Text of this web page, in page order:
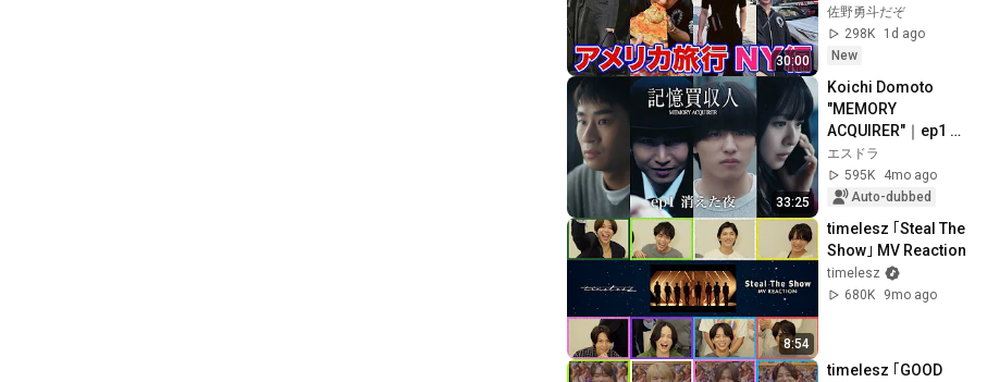
30:00
素晴らしいこと
に？！
佐野勇斗だぞ
298K
1d ago
New
33:25
Koichi Domoto
"MEMORY
ACQUIRER"｜ep1
The Night That
Vanished
(w/English
Subtitles!)
エスドラ
595K
4mo ago
Auto-dubbed
8:54
timelesz ｢Steal The
Show｣ MV Reaction
timelesz
680K
9mo ago
timelesz ｢GOOD